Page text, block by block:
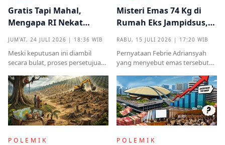
Gratis Tapi Mahal,
Mengapa RI Nekat
Induk Tua Italia?
JUM'AT, 24 JULI 2026 | 18:36 WIB
Meski keputusan ini diambil
secara bulat, proses persetujuan
kritik tajam terkait prosedur yang
mendadak serta kekhawatiran
akan beban anggaran
Misteri Emas 74 Kg di
Rumah Eks Jampidsus,
Titipan?
RABU, 15 JULI 2026 | 17:20 WIB
Pernyataan Febrie Adriansyah
yang menyebut emas tersebut
menjadi titik penting dalam
proses pembuktian
POLEMIK POLEMIK